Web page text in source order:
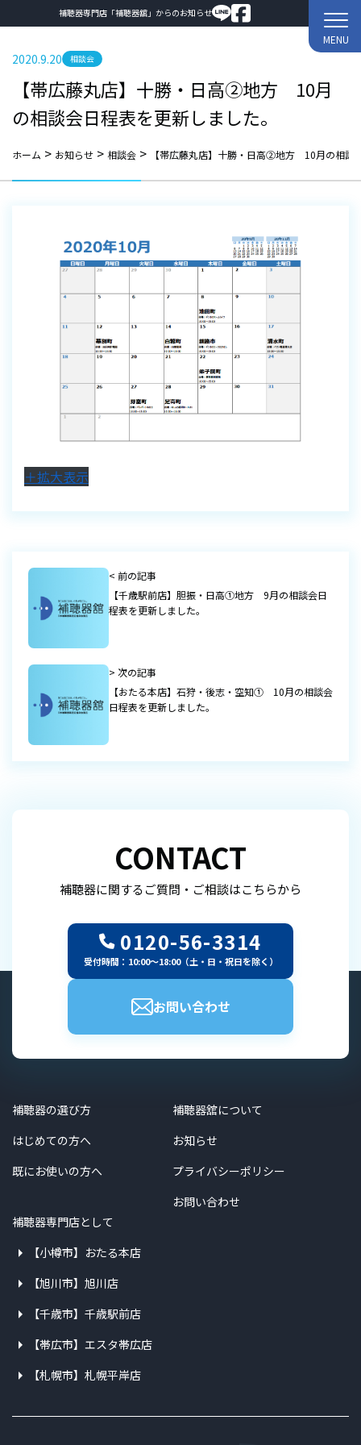
補聴器専門店「補聴器舘」からのお知らせ
MENU
2020.9.20 相談会
【帯広藤丸店】十勝・日高②地方 10月
の相談会日程表を更新しました。
ホーム > お知らせ > 相談会 > 【帯広藤丸店】十勝・日高②地方 10月の相談
＋拡大表示
< 前の記事
【千歳駅前店】胆振・日高①地方 9月の相談会日
程表を更新しました。
> 次の記事
【おたる本店】石狩・後志・空知① 10月の相談会
日程表を更新しました。
CONTACT
補聴器に関するご質問・ご相談はこちらから
0120-56-3314
受付時間：10:00～18:00（土・日・祝日を除く）
お問い合わせ
補聴器の選び方
はじめての方へ
既にお使いの方へ
補聴器舘について
お知らせ
プライバシーポリシー
お問い合わせ
補聴器専門店として
【小樽市】おたる本店
【旭川市】旭川店
【千歳市】千歳駅前店
【帯広市】エスタ帯広店
【札幌市】札幌平岸店